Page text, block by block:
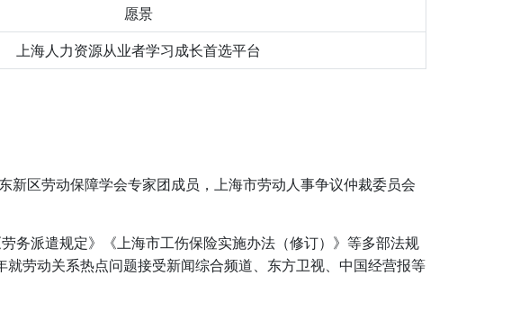
愿景
上海人力资源从业者学习成长首选平台
区劳动保障学会专家团成员，上海市劳动人事争议仲裁委员会
务派遣规定》《上海市工伤保险实施办法（修订）》等多部法规
劳动关系热点问题接受新闻综合频道、东方卫视、中国经营报等